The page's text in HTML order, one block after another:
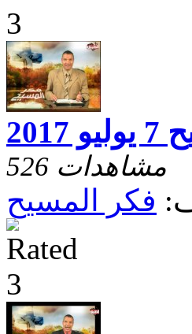
526 مشاهدات
فكر المسيح